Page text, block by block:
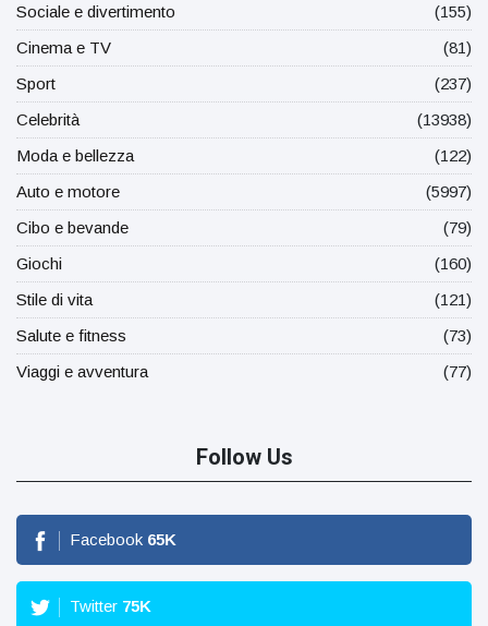
Sociale e divertimento
(155)
Cinema e TV
(81)
Sport
(237)
Celebrità
(13938)
Moda e bellezza
(122)
Auto e motore
(5997)
Cibo e bevande
(79)
Giochi
(160)
Stile di vita
(121)
Salute e fitness
(73)
Viaggi e avventura
(77)
Follow Us
Facebook 65K
Twitter 75K